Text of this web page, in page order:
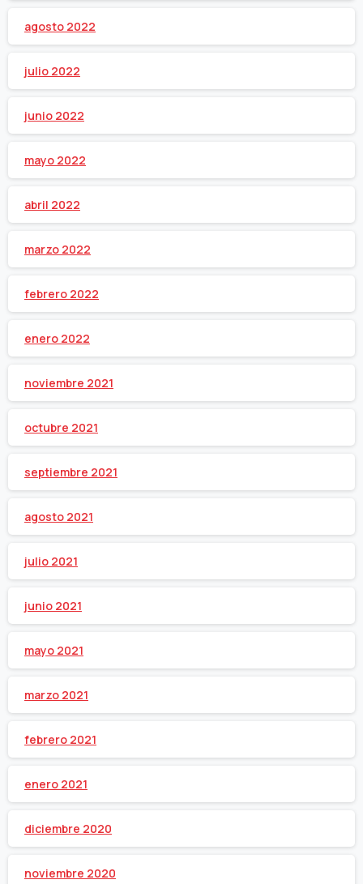
agosto 2022
julio 2022
junio 2022
mayo 2022
abril 2022
marzo 2022
febrero 2022
enero 2022
noviembre 2021
octubre 2021
septiembre 2021
agosto 2021
julio 2021
junio 2021
mayo 2021
marzo 2021
febrero 2021
enero 2021
diciembre 2020
noviembre 2020